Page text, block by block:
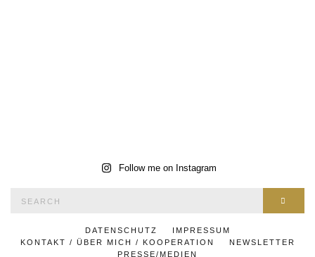
Follow me on Instagram
DATENSCHUTZ
IMPRESSUM
KONTAKT / ÜBER MICH / KOOPERATION
NEWSLETTER
PRESSE/MEDIEN